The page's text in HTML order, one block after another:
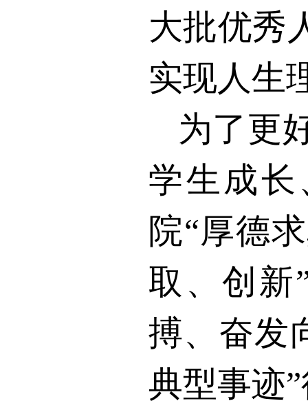
大批优秀
实现人生
为了更
学生成
院“厚德
取、创新
搏、奋发
典型事迹